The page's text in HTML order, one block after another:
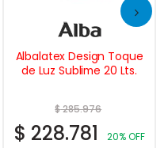
Albalatex Design Toque
de Luz Sublime 20 Lts.
$285.976
$ 228.781 20% OFF